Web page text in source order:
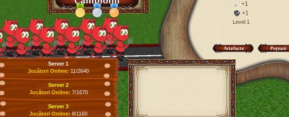
+1
+1
Level 1
Server 1
Jucători Online: 11/2640
Server 2
Jucători Online: 7/1670
Server 3
Jucători Online: 8/1160